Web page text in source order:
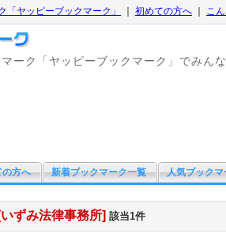
「ヤッピーブックマーク」 初めての方へ
こ
ーク「ヤッピーブックマーク」でみん
の方へ 新着ブックマーク一覧 人気ブックマ
[いずみ法律事務所] 該当1件